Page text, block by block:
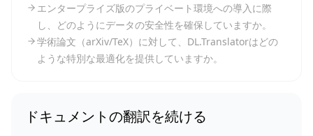
エンタープライズ版のプライベート環境への導入に際
し、どのようにデータの安全性を確保していますか。
学術論文（arXiv/TeX）に対して、DL.Translatorはどの
ような特別な最適化を提供していますか。
ドキュメントの翻訳を続ける